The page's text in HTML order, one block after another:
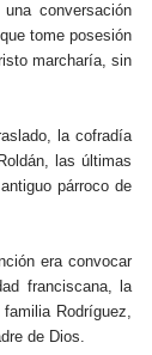
conversación
tome posesión
marcharía, sin
la cofradía
las últimas
párroco de
era convocar
franciscana, la
Rodríguez,
de Dios.